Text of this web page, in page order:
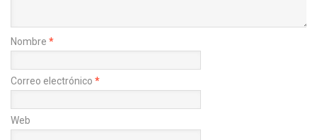
Nombre *
Correo electrónico *
Web